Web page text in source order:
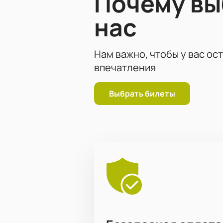
Юра Матвиенков (MATVIENKOV)
Купить билеты на вечеринку
пригласительных. Оплата
нас
Нам важно, чтобы у вас
впечатления
Выбрать билеты